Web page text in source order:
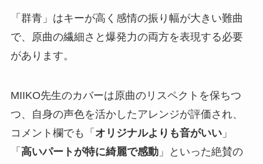
「群青」はキーが高く感情の振り幅が大きい難曲
で、原曲の繊細さと爆発力の両方を表現する必要
があります。
MIIKO先生のカバーは原曲のリスペクトを保ちつ
つ、自身の声色を活かしたアレンジが評価され、
コメント欄でも「 オリジナルよりも音がいい」
「 高いパートが特に綺麗で感動」といった絶賛の